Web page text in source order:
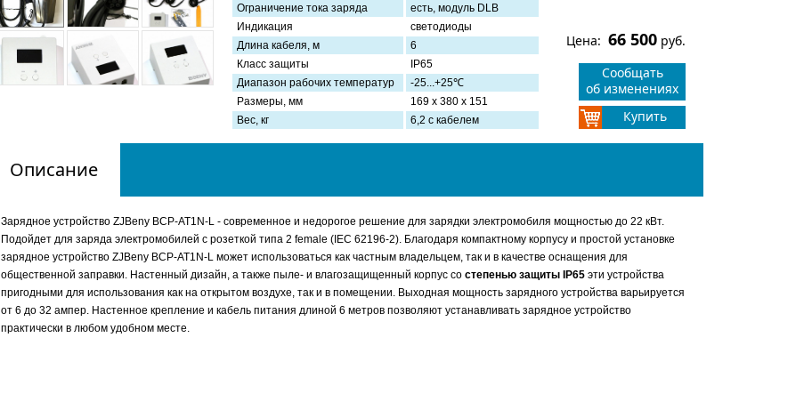
Ограничение тока заряда
есть, модуль DLB
Индикация
светодиоды
Длина кабеля, м
6
Класс защиты
IP65
Диапазон рабочих температур
-25...+25℃
Размеры, мм
169 x 380 x 151
Вес, кг
6,2 с кабелем
Цена: 66 500 руб.
Сообщать
об изменениях
Купить
Описание
Зарядное устройство ZJBeny BCP-AT1N-L - современное и недорогое решение для зарядки электромобиля мощностью до 22 кВт.
Подойдет для заряда электромобилей с розеткой типа 2 female (IEC 62196-2). Благодаря компактному корпусу и простой установке
зарядное устройство ZJBeny BCP-AT1N-L может использоваться как частным владельцем, так и в качестве оснащения для
общественной заправки. Настенный дизайн, а также пыле- и влагозащищенный корпус со степенью защиты IP65 эти устройства
пригодными для использования как на открытом воздухе, так и в помещении. Выходная мощность зарядного устройства варьируется
от 6 до 32 ампер. Настенное крепление и кабель питания длиной 6 метров позволяют устанавливать зарядное устройство
практически в любом удобном месте.